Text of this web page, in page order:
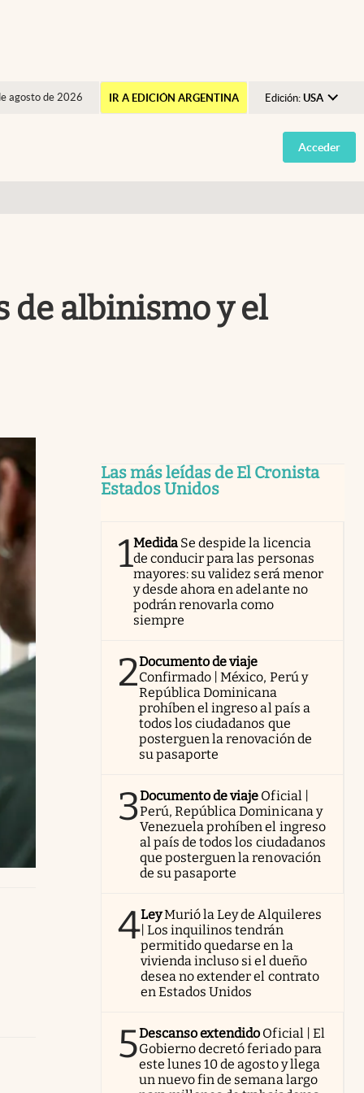
agosto de 2026 IR A EDICIÓN ARGENTINA Edición: USA
Argentina
España
Acceder
de albinismo y el
Las más leídas de El Cronista
Estados Unidos
1Medida Se despide la licencia
de conducir para las personas
mayores: su validez será menor
y desde ahora en adelante no
podrán renovarla como
siempre
2Documento de viaje
Confirmado | México, Perú y
República Dominicana
prohíben el ingreso al país a
todos los ciudadanos que
posterguen la renovación de
su pasaporte
3Documento de viaje Oficial |
Perú, República Dominicana y
Venezuela prohíben el ingreso
al país de todos los ciudadanos
que posterguen la renovación
de su pasaporte
4LeyMurió la Ley de Alquileres
| Los inquilinos tendrán
permitido quedarse en la
vivienda incluso si el dueño
desea no extender el contrato
en Estados Unidos
5Descanso extendido Oficial | El
Gobierno decretó feriado para
este lunes 10 de agosto y llega
un nuevo fin de semana largo